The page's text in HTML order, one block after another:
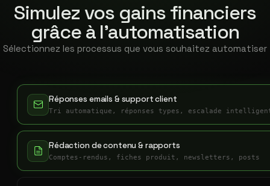
Simulez vos gains financiers
grâce à l'automatisation
Sélectionnez les processus que vous souhaitez automatiser
Réponses emails & support client
Tri automatique, réponses types, escalade
Rédaction de contenu & rapports
Comptes-rendus, fiches produit, newsletters, posts